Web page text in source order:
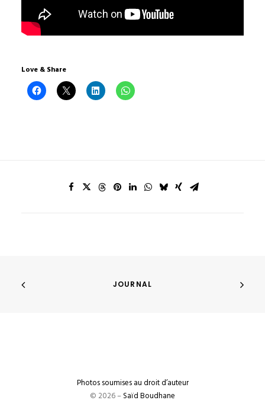
Love & Share
JOURNAL
Photos soumises au droit d’auteur
© 2026 –Saïd Boudhane